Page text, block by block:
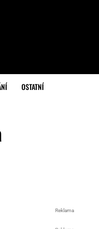
OSTATNÍ
Reklama